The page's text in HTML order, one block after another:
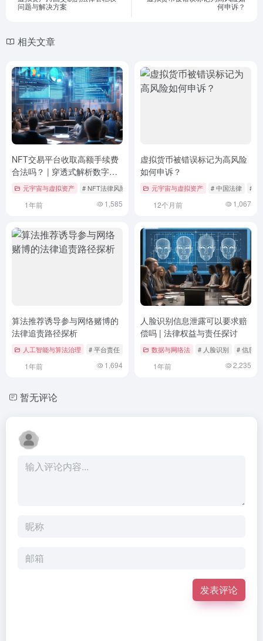
问题与解决方案
何申诉？
相关文章
NFT交易平台收取高额手续费
合法吗？ | 穿透式解析数字资
产交易合规边界
元宇宙与虚拟资产 # NFT法律风险 # 反垄断法 # 平台手续费
1年前 1,585
虚拟货币被错误标记为高风险
如何申诉？
元宇宙与虚拟资产 # 中国法律 # 反
12个月前 1,067
算法推荐诱导参与网络赌博的
法律追责路径探析
人工智能与算法治理 # 平台责任 # 技术监管 # 法律追责
1年前 1,694
人脸识别信息泄露可以要求赔
偿吗 | 法律权益与责任探讨
数据与网络法 # 人脸识别 # 信息泄
1年前 2,235
暂无评论
发表评论